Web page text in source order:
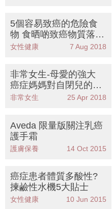
5個容易致癌的危險食
物 食晒啲致癌物質落肚
你都唔知！
女性健康 7 Aug 2018
非常女生-母愛的強大
癌症媽媽對自閉兒的付
出
非常女生 25 Apr 2018
Aveda 限量版關注乳癌
護手霜
護膚保養 14 Oct 2015
癌症患者體質多酸性?
揀鹼性水機5大貼士
女性健康 10 Jun 2015